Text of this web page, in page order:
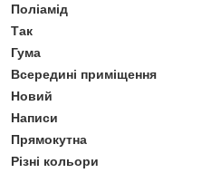
Поліамід
Так
Гума
Всередині приміщення
Новий
Написи
Прямокутна
Різні кольори